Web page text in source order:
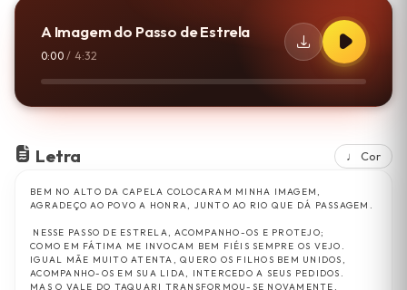
A Imagem do Passo de Estrela
0:00 / 4:32
Letra ♩ Cor
BEM NO ALTO DA CAPELA COLOCARAM MINHA IMAGEM,
AGRADEÇO AO POVO A HONRA, JUNTO AO RIO QUE DÁ PASSAGEM.
NESSE PASSO DE ESTRELA, ACOMPANHO-OS E PROTEJO;
COMO EM FÁTIMA ME INVOCAM BEM FIÉIS SEMPRE OS VEJO.
IGUAL MÃE MUITO ATENTA, QUERO OS FILHOS BEM UNIDOS,
ACOMPANHO-OS EM SUA LIDA, INTERCEDO A SEUS PEDIDOS.
MAS O VALE DO TAQUARI TRANSFORMOU-SE NOVAMENTE,